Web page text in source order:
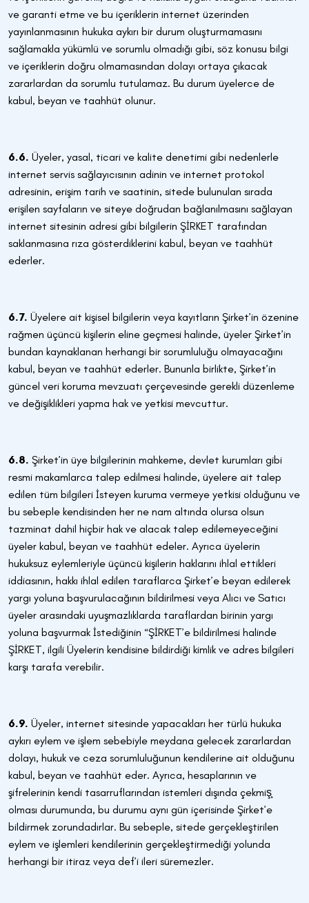
ve garanti etme ve bu içeriklerin internet üzerinden
yayınlanmasının hukuka aykırı bir durum oluşturmamasını
sağlamakla yükümlü ve sorumlu olmadığı gibi, söz konusu bilgi
ve içeriklerin doğru olmamasından dolayı ortaya çıkacak
zararlardan da sorumlu tutulamaz. Bu durum üyelerce de
kabul, beyan ve taahhüt olunur.
6.6. Üyeler, yasal, ticari ve kalite denetimi gibi nedenlerle
internet servis sağlayıcısının adinin ve internet protokol
adresinin, erişim tarih ve saatinin, sitede bulunulan sırada
erişilen sayfaların ve siteye doğrudan bağlanılmasını sağlayan
internet sitesinin adresi gibi bilgilerin ŞİRKET tarafından
saklanmasına rıza gösterdiklerini kabul, beyan ve taahhüt
ederler.
6.7. Üyelere ait kişisel bilgilerin veya kayıtların Şirket’in özenine
rağmen üçüncü kişilerin eline geçmesi halinde, üyeler Şirket’in
bundan kaynaklanan herhangi bir sorumluluğu olmayacağını
kabul, beyan ve taahhüt ederler. Bununla birlikte, Şirket’in
güncel veri koruma mevzuatı çerçevesinde gerekli düzenleme
ve değişiklikleri yapma hak ve yetkisi mevcuttur.
6.8. Şirket’in üye bilgilerinin mahkeme, devlet kurumları gibi
resmi makamlarca talep edilmesi halinde, üyelere ait talep
edilen tüm bilgileri İsteyen kuruma vermeye yetkisi olduğunu ve
bu sebeple kendisinden her ne nam altında olursa olsun
tazminat dahil hiçbir hak ve alacak talep edilemeyeceğini
üyeler kabul, beyan ve taahhüt edeler. Ayrıca üyelerin
hukuksuz eylemleriyle üçüncü kişilerin haklarını ihlal ettikleri
iddiasının, hakkı ihlal edilen taraflarca Şirket’e beyan edilerek
yargı yoluna başvurulacağının bildirilmesi veya Alıcı ve Satıcı
üyeler arasındaki uyuşmazlıklarda taraflardan birinin yargı
yoluna başvurmak İstediğinin “ŞİRKET’e bildirilmesi halinde
ŞİRKET, ilgili Üyelerin kendisine bildirdiği kimlik ve adres bilgileri
karşı tarafa verebilir.
6.9. Üyeler, internet sitesinde yapacakları her türlü hukuka
aykırı eylem ve işlem sebebiyle meydana gelecek zararlardan
dolayı, hukuk ve ceza sorumluluğunun kendilerine ait olduğunu
kabul, beyan ve taahhüt eder. Ayrıca, hesaplarının ve
şifrelerinin kendi tasarruflarından istemleri dışında çekmiş̧
olması durumunda, bu durumu aynı gün içerisinde Şirket’e
bildirmek zorundadırlar. Bu sebeple, sitede gerçekleştirilen
eylem ve işlemleri kendilerinin gerçekleştirmediği yolunda
herhangi bir itiraz veya def’i ileri süremezler.